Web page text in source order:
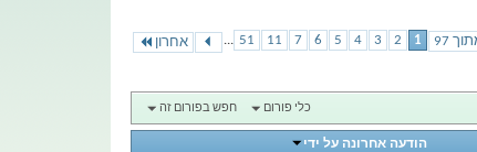
1
2
3
4
5
6
7
11
51
... אחרון
כלי פורום חפש בפורום זה
הודעה אחרונה על ידי